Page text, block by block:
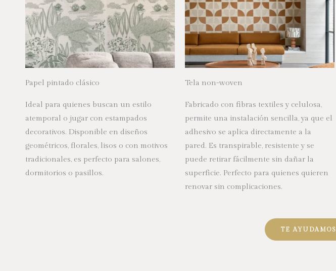
Papel pintado clásico
Ideal para quienes buscan un estilo
atemporal o jugar con estampados
decorativos. Disponible en diseños
geométricos, florales, lisos o con motivos
tradicionales, es perfecto para salones,
dormitorios o pasillos.
Tela non-woven
Fabricado con fibras textiles y celulosa,
permite una instalación sencilla, ya que el
adhesivo se aplica directamente a la
pared. Es transpirable, resistente y se
puede retirar fácilmente sin dañar la
superficie. Perfecto para quienes quieren
renovar sin complicaciones.
TE